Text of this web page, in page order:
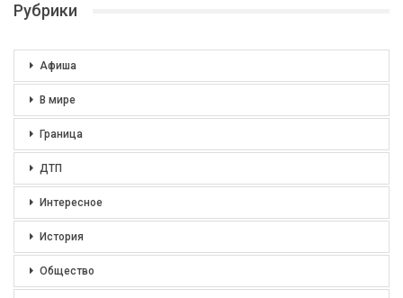
Рубрики
Афиша
В мире
Граница
ДТП
Интересное
История
Общество